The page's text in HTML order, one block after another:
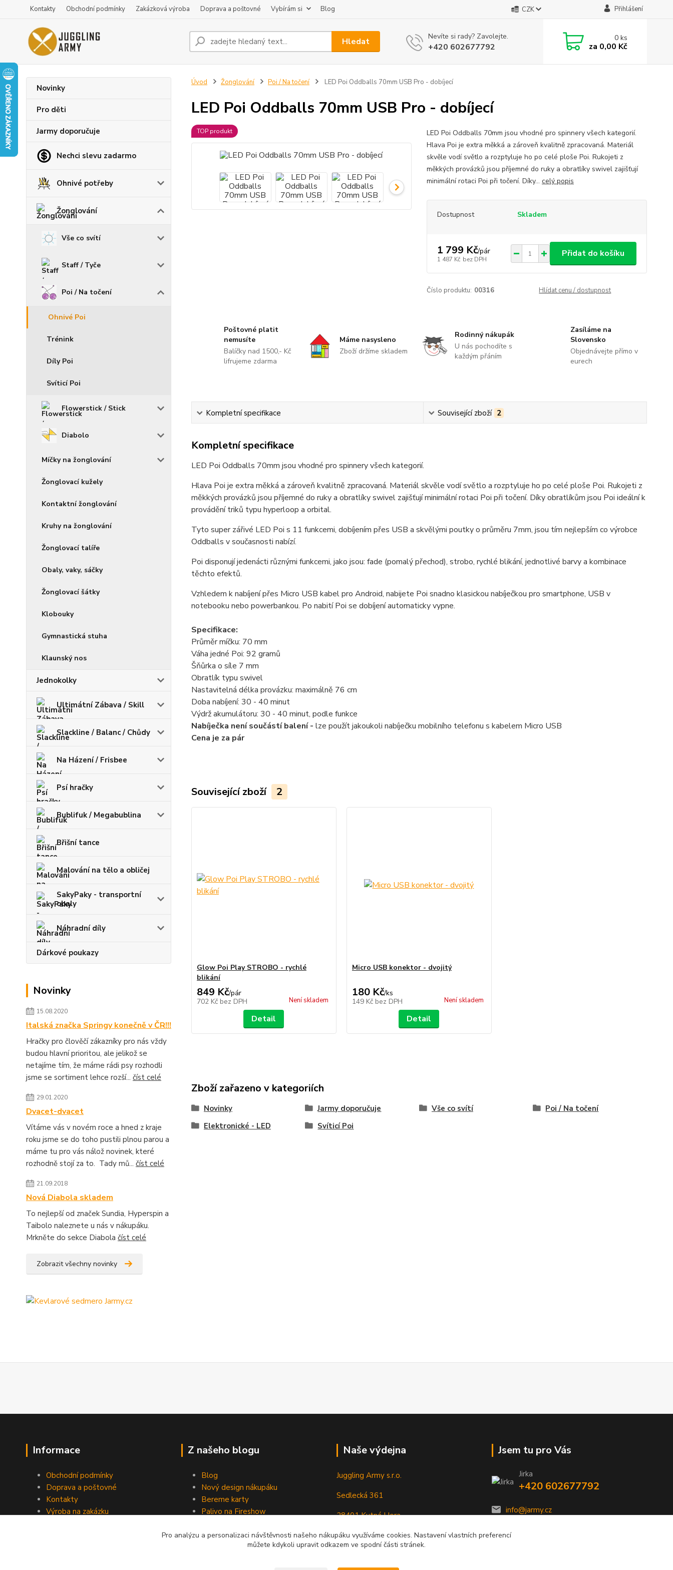
Kontakty Obchodní podmínky Zakázková výroba Doprava a poštovné Vybírám si Blog CZK Přihlášení
Hledat Nevíte si rady? Zavolejte.
+420 602677792
0ks
za 0,00 Kč
Novinky
Pro děti
Jarmy doporučuje
Nechci slevu zadarmo
Ohnivé potřeby
Žonglování
Vše co svítí
Staff / Tyče
Poi / Na točení
Ohnivé Poi
Trénink
Díly Poi
Svíticí Poi
Flowerstick / Stick
Diabolo
Míčky na žonglování
Žonglovací kužely
Kontaktní žonglování
Kruhy na žonglování
Žonglovací talíře
Obaly, vaky, sáčky
Žonglovací šátky
Klobouky
Gymnastická stuha
Klaunský nos
Jednokolky
Ultimátní Zábava / Skill
Slackline / Balanc / Chůdy
Na Házení / Frisbee
Psí hračky
Bublifuk / Megabublina
Břišní tance
Malování na tělo a obličej
SakyPaky - transportní
obaly
Náhradní díly
Dárkové poukazy
Novinky
15.08.2020
Italská značka Springy konečně v ČR!!!
Hračky pro člověčí zákazníky pro nás vždy
budou hlavní prioritou, ale jelikož se
netajíme tím, že máme rádi psy rozhodli
jsme se sortiment lehce rozší... číst celé
29.01.2020
Dvacet-dvacet
Vítáme vás v novém roce a hned z kraje
roku jsme se do toho pustili plnou parou a
máme tu pro vás nálož novinek, které
rozhodně stojí za to. Tady mů... číst celé
21.09.2018
Nová Diabola skladem
To nejlepší od značek Sundia, Hyperspin a
Taibolo naleznete u nás v nákupáku.
Mrkněte do sekce Diabola číst celé
Zobrazit všechny novinky
Úvod Žonglování Poi / Na točení LED Poi Oddballs 70mm USB Pro - dobíjecí
LED Poi Oddballs 70mm USB Pro - dobíjecí
TOP produkt
LED Poi Oddballs 70mm jsou vhodné pro spinnery všech kategorií.
Hlava Poi je extra měkká a zároveň kvalitně zpracovaná. Materiál
skvěle vodí světlo a rozptyluje ho po celé ploše Poi. Rukojeti z
měkkých provázků jsou příjemné do ruky a obratlíky swivel zajišťují
minimální rotaci Poi při točení. Díky... celý popis
Dostupnost Skladem
1 799 Kč/pár
1 487 Kč bez DPH
Přidat do košíku
Číslo produktu: 00316 Hlídat cenu / dostupnost
Poštovné platit
nemusíte
Balíčky nad 1500,- Kč
lifrujeme zdarma
Máme nasysleno
Zboží držíme skladem
Rodinný nákupák
U nás pochodíte s
každým přáním
Zasíláme na
Slovensko
Objednávejte přímo v
eurech
Kompletní specifikace Související zboží 2
Kompletní specifikace
LED Poi Oddballs 70mm jsou vhodné pro spinnery všech kategorií.
Hlava Poi je extra měkká a zároveň kvalitně zpracovaná. Materiál skvěle vodí světlo a rozptyluje ho po celé ploše Poi. Rukojeti z
měkkých provázků jsou příjemné do ruky a obratlíky swivel zajišťují minimální rotaci Poi při točení. Díky obratlíkům jsou Poi ideální k
provádění triků typu hyperloop a orbital.
Tyto super zářivé LED Poi s 11 funkcemi, dobíjením přes USB a skvělými poutky o průměru 7mm, jsou tím nejlepším co výrobce
Oddballs v současnosti nabízí.
Poi disponují jedenácti různými funkcemi, jako jsou: fade (pomalý přechod), strobo, rychlé blikání, jednotlivé barvy a kombinace
těchto efektů.
Vzhledem k nabíjení přes Micro USB kabel pro Android, nabijete Poi snadno klasickou nabíječkou pro smartphone, USB v
notebooku nebo powerbankou. Po nabití Poi se dobíjení automaticky vypne.
Specifikace:
Průměrmíčku: 70 mm
Váha jedné Poi: 92 gramů
Šňůrka o síle 7 mm
Obratlík typu swivel
Nastavitelná délka provázku: maximálně 76 cm
Doba nabíjení: 30 - 40 minut
Výdrž akumulátoru: 30 - 40 minut, podle funkce
Nabíječka není součástí balení - lze použít jakoukoli nabíječku mobilního telefonu s kabelem Micro USB
Cena je za pár
Související zboží 2
Glow Poi Play STROBO - rychlé
blikání
849 Kč/pár
702 Kč bez DPH Není skladem
Detail
Micro USB konektor - dvojitý
180 Kč/ks
149 Kč bez DPH Není skladem
Detail
Zboží zařazeno v kategoriích
Novinky Jarmy doporučuje Vše co svítí
Poi / Na točení
Elektronické - LED
Svíticí Poi
Informace
Obchodní podmínky
Doprava a poštovné
Kontakty
Výroba na zakázku
Z našeho blogu
Blog
Nový design nákupáku
Bereme karty
Palivo na Fireshow
Naše výdejna
Juggling Army s.r.o.
Sedlecká 361
28401 Kutná Hora
Jsem tu pro Vás
Jirka
+420 602677792
info@jarmy.cz
Pro analýzu a personalizaci návštěvnosti našeho nákupáku využíváme cookies. Nastavení vlastních preferencí
můžete kdykoli upravit odkazem ve spodní části stránek.